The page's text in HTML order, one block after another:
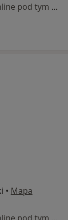
Specjalista nie oferuje umawiania online pod tym adresem.
• Mapa